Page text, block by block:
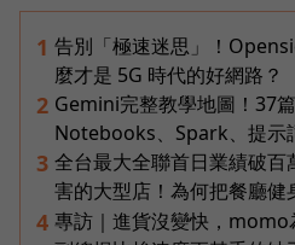
1 告別「極速迷思」！
麼才是 5G 時代的好網路？
2 Gemini完整教學地圖！37
Notebooks、Spark、提示
3 全台最大全聯首日業績破
害的大型店！為何把餐廳健
4 專訪｜進貨沒變快，